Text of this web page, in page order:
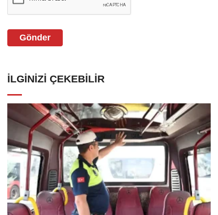
Gönder
İLGINIZI ÇEKEBILIR